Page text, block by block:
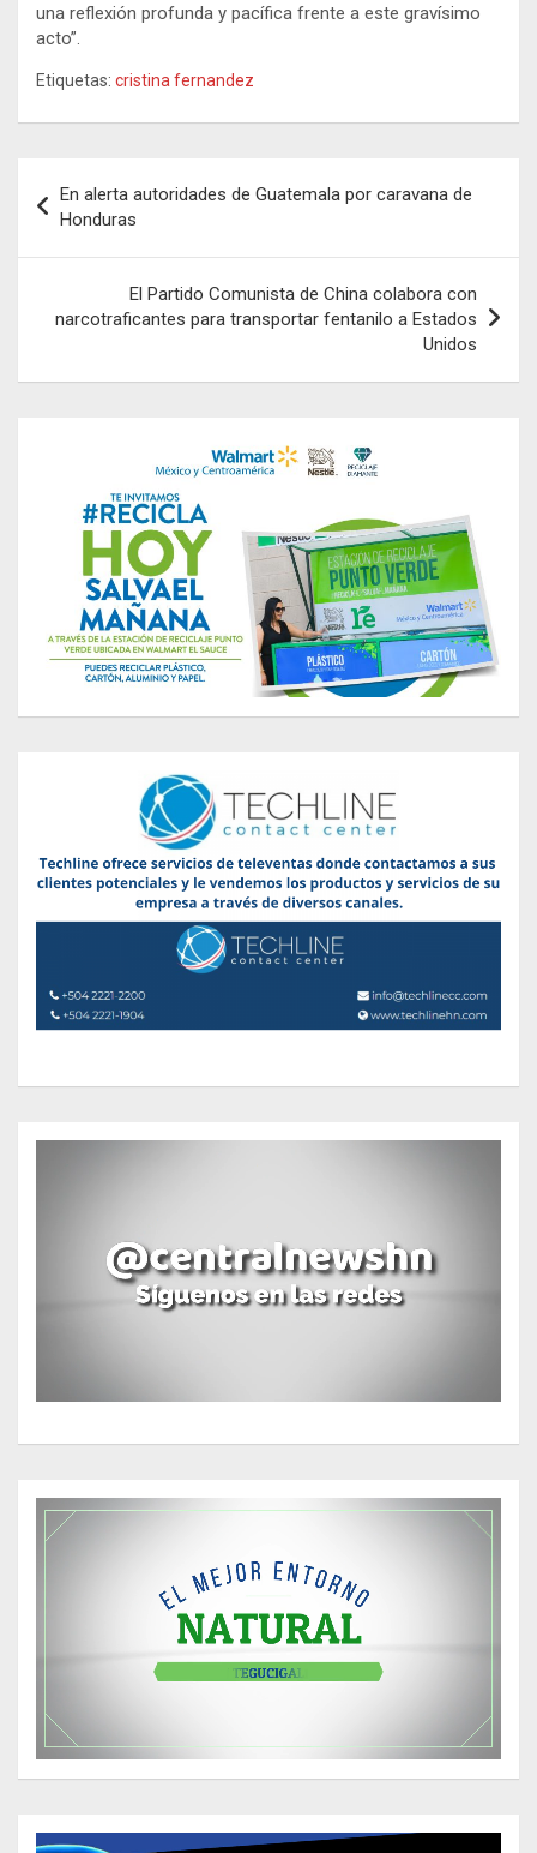
una reflexión profunda y pacífica frente a este gravísimo
acto”.
Etiquetas: cristina fernandez
de
entradas
En alerta autoridades de Guatemala por caravana de
Honduras
El Partido Comunista de China colabora con
narcotraficantes para transportar fentanilo a Estados
Unidos